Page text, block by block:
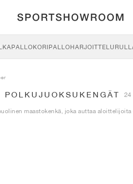
KORIPALLOHARJOITTELU
24
maastokenkä, joka auttaa aloittelijoita